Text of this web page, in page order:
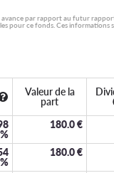
par rapport au futur
ce fonds. Ces informations
Valeur de la
part
%
180.0€
%
180.0€